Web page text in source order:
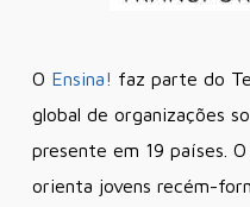
O Ensina! faz parte do
global de organizações
presente em 19 países.
orienta jovens recém-